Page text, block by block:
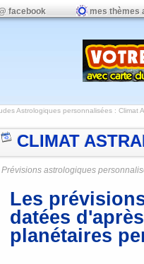
facebook mes thèmes
Astrologiques personnalisées : Climat
CLIMAT
Prévisions astrologiques
Les
datées
planétaires